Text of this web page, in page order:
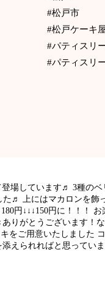
#松戸市
#松戸ケーキ
#パティスリ
#パティスリ
場しています♬ 3種の
♬ 上にはマカロンを飾
円↓↓↓150円に！！！
りがとうございます！
をご用意いたしました
えられればと思ってい